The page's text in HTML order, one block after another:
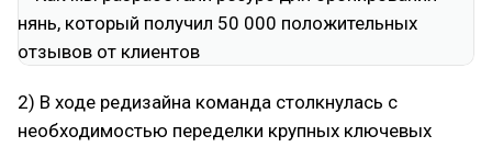
2) В ходе редизайна команда столкнулась с
необходимостью переделки крупных ключевых